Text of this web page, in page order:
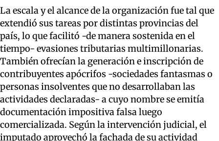
La escala y el alcance de la organización fue tal que
extendió sus tareas por distintas provincias del
país, lo que facilitó -de manera sostenida en el
tiempo- evasiones tributarias multimillonarias.
También ofrecían la generación e inscripción de
contribuyentes apócrifos -sociedades fantasmas o
personas insolventes que no desarrollaban las
actividades declaradas- a cuyo nombre se emitía
documentación impositiva falsa luego
comercializada. Según la intervención judicial, el
imputado aprovechó la fachada de su actividad